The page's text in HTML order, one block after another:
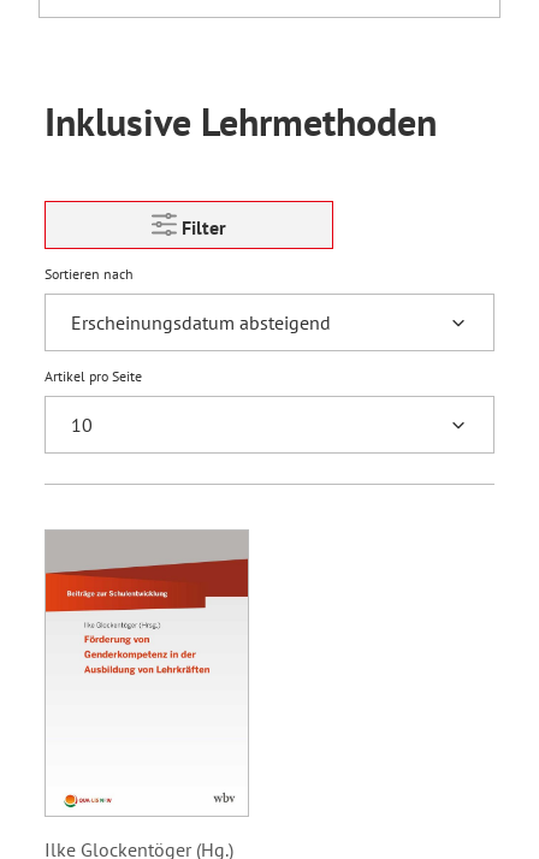
Inklusive Lehrmethoden
Filter
Sortieren nach
Artikel pro Seite
Ilke Glockentöger (Hg.)